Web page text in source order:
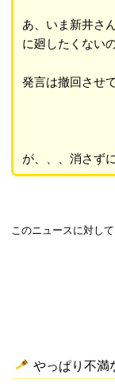
あ、いま新井さ
に廻したくない
発言は撤回させ
が、、、消さず
このニュースに対し
やっぱり不満